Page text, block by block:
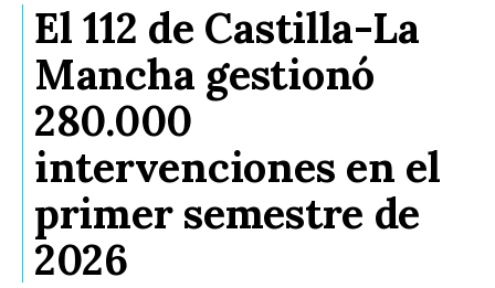
El 112 de Castilla-La
Mancha gestionó
280.000
intervenciones en el
primer semestre de
2026